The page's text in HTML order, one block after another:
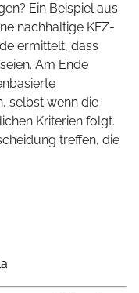
Ein Beispiel aus
nachhaltige KFZ-
ermittelt, dass
Am Ende
selbst wenn die
Kriterien folgt.
treffen, die